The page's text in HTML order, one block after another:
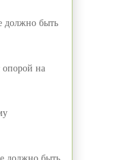
должно быть
опорой на